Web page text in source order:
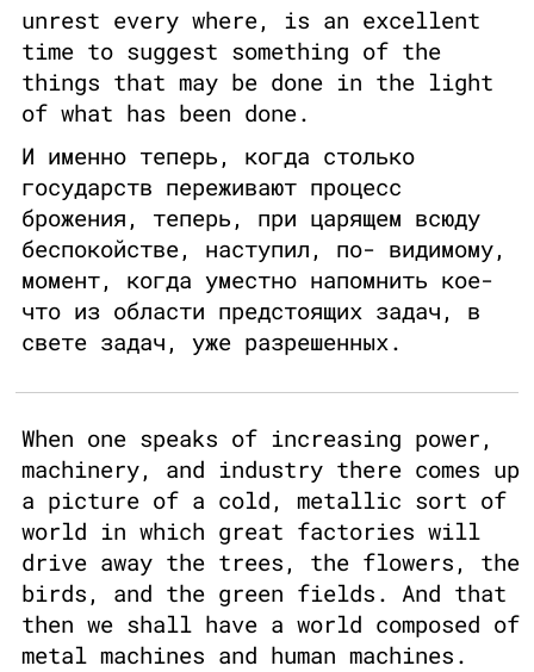
unrest every where, is an excellent
time to suggest something of the
things that may be done in the light
of what has been done.
И именно теперь, когда столько
государств переживают процесс
брожения, теперь, при царящем всюду
беспокойстве, наступил, по- видимому,
момент, когда уместно напомнить кое-
что из области предстоящих задач, в
свете задач, уже разрешенных.
When one speaks of increasing power,
machinery, and industry there comes up
a picture of a cold, metallic sort of
world in which great factories will
drive away the trees, the flowers, the
birds, and the green fields. And that
then we shall have a world composed of
metal machines and human machines.